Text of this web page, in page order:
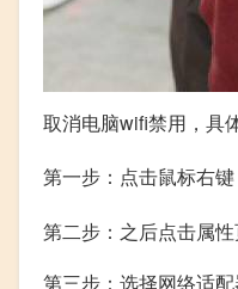
取消电脑wifi禁用，具
第一步：点击鼠标右
第二步：之后点击属
第三步：选择网络适配